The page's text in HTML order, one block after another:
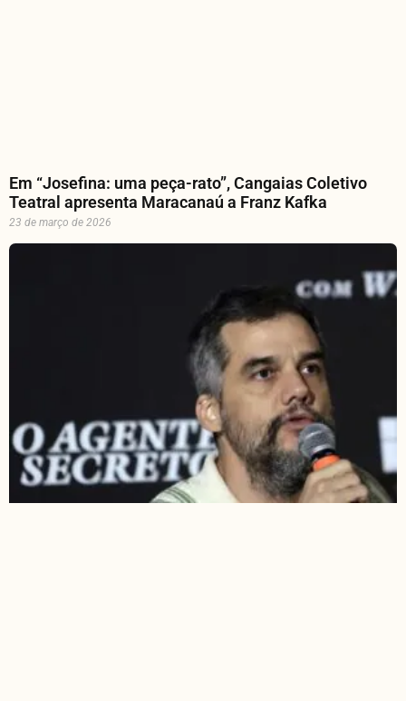
Em “Josefina: uma peça-rato”, Cangaias Coletivo
Teatral apresenta Maracanaú a Franz Kafka
23 de março de 2026